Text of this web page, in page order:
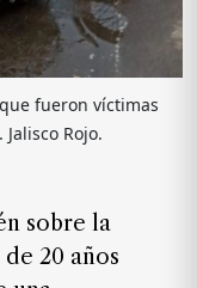
fueron víctimas
Rojo.
sobre la
20 años